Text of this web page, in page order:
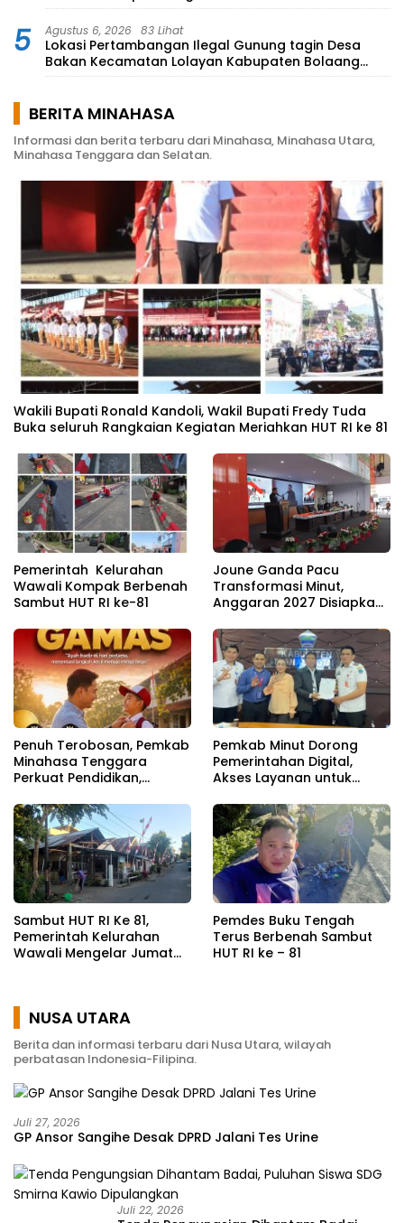
5 Agustus 6, 2026 83 Lihat
Lokasi Pertambangan Ilegal Gunung tagin Desa
Bakan Kecamatan Lolayan Kabupaten Bolaang
Mongondow di perkebunan Lolotut Target
BERITA MINAHASA
Informasi dan berita terbaru dari Minahasa, Minahasa Utara,
Minahasa Tenggara dan Selatan.
Wakili Bupati Ronald Kandoli, Wakil Bupati Fredy Tuda
Buka seluruh Rangkaian Kegiatan Meriahkan HUT RI ke 81
Pemerintah Kelurahan
Wawali Kompak Berbenah
Sambut HUT RI ke-81
Joune Ganda Pacu
Transformasi Minut,
Anggaran 2027 Disiapkan
Penuh Terobosan, Pemkab
Minahasa Tenggara
Perkuat Pendidikan,
Kesehatan
Pemkab Minut Dorong
Pemerintahan Digital,
Akses Layanan untuk
Sambut HUT RI Ke 81,
Pemerintah Kelurahan
Wawali Mengelar Jumat
Pemdes Buku Tengah
Terus Berbenah Sambut
HUT RI ke – 81
NUSA UTARA
Berita dan informasi terbaru dari Nusa Utara, wilayah
perbatasan Indonesia-Filipina.
Juli 27, 2026
GP Ansor Sangihe Desak DPRD Jalani Tes Urine
Juli 22, 2026